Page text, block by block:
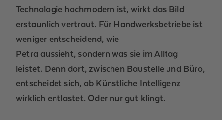
Technologie hochmodern ist, wirkt das Bild
erstaunlich vertraut. Für Handwerksbetriebe ist
weniger entscheidend, wie
Petra aussieht, sondern was sie im Alltag
leistet. Denn dort, zwischen Baustelle und Büro,
entscheidet sich, ob Künstliche Intelligenz
wirklich entlastet. Oder nur gut klingt.